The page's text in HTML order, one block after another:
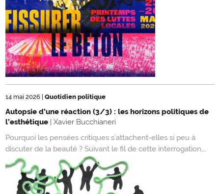
14 mai 2026 Quotidien politique
Autopsie d’une réaction (3/3) : les horizons politiques de
l’esthétique | Xavier Bucchianeri
Pourquoi les pensées critiques s’attachent-elles si peu à
discuter de la beauté ? Suivant le fil de cette interrogation,…